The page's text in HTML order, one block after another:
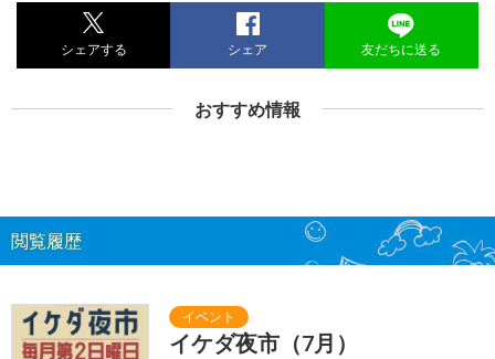
シェアする シェア 友だちに送る
おすすめ情報
閲覧履歴
イケダ夜市（7月）